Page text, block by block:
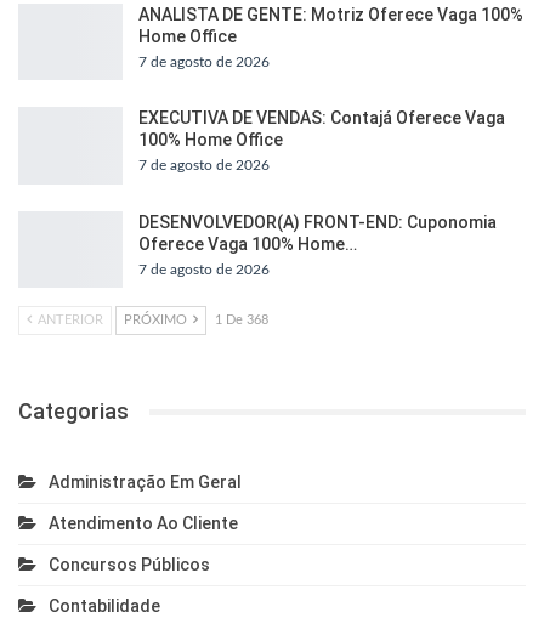
ANALISTA DE GENTE: Motriz Oferece Vaga 100%
Home Office
7 de agosto de 2026
EXECUTIVA DE VENDAS: Contajá Oferece Vaga
100% Home Office
7 de agosto de 2026
DESENVOLVEDOR(A) FRONT-END: Cuponomia
Oferece Vaga 100% Home…
7 de agosto de 2026
ANTERIOR PRÓXIMO 1 De 368
Categorias
Administração Em Geral
Atendimento Ao Cliente
Concursos Públicos
Contabilidade